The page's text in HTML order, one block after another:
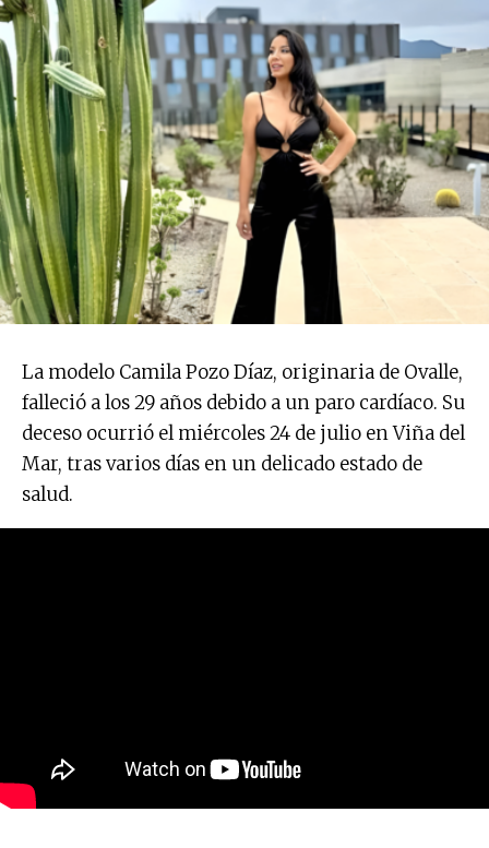
La modelo Camila Pozo Díaz, originaria de Ovalle,
falleció a los 29 años debido a un paro cardíaco. Su
deceso ocurrió el miércoles 24 de julio en Viña del
Mar, tras varios días en un delicado estado de
salud.